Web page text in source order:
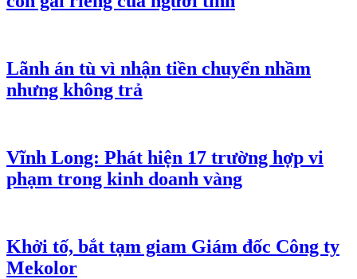
Lãnh án tù vì nhận tiền chuyển nhầm
nhưng không trả
Vĩnh Long: Phát hiện 17 trường hợp vi
phạm trong kinh doanh vàng
Khởi tố, bắt tạm giam Giám đốc Công ty
Mekolor